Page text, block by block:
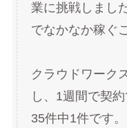
業に挑戦しまし
でなかなか稼ぐ
クラウドワーク
し、1週間で契
35件中1件です。